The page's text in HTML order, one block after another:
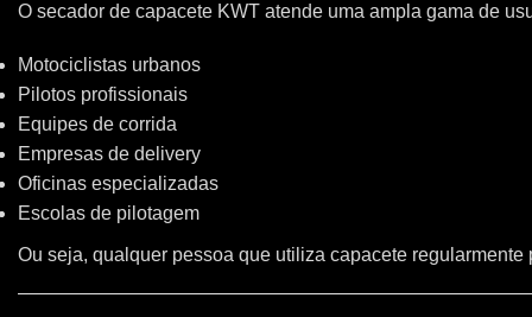
O secador de capacete KWT atende uma ampla gama de
Motociclistas urbanos
Pilotos profissionais
Equipes de corrida
Empresas de delivery
Oficinas especializadas
Escolas de pilotagem
Ou seja, qualquer pessoa que utiliza capacete